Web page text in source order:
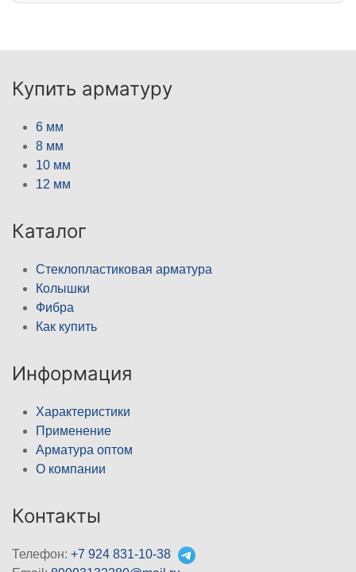
Купить арматуру
6 мм
8 мм
10 мм
12 мм
Каталог
Стеклопластиковая арматура
Колышки
Фибра
Как купить
Информация
Характеристики
Применение
Арматура оптом
О компании
Контакты
Телефон: +7 924 831-10-38